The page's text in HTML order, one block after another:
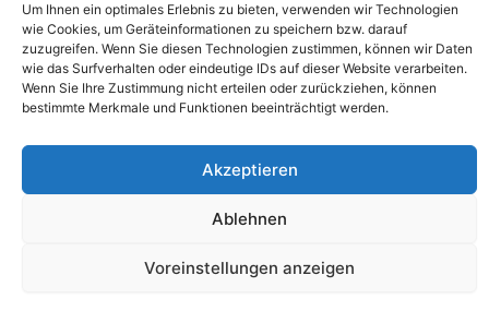
Um Ihnen ein optimales Erlebnis zu bieten, verwenden wir Technologien
wie Cookies, um Geräteinformationen zu speichern bzw. darauf
zuzugreifen. Wenn Sie diesen Technologien zustimmen, können wir Daten
wie das Surfverhalten oder eindeutige IDs auf dieser Website verarbeiten.
Wenn Sie Ihre Zustimmung nicht erteilen oder zurückziehen, können
bestimmte Merkmale und Funktionen beeinträchtigt werden.
Akzeptieren
Ablehnen
Voreinstellungen anzeigen
Peter-Leardi-Weg 4, 8054 Graz
Steiermark / Österreich​
info@campingbergler.at​
Impressum
AGB
Widerrufsrecht und Formular
Datenschutzerklärung